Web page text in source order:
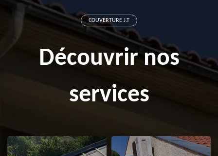
COUVERTURE J.T
Découvrir nos
services